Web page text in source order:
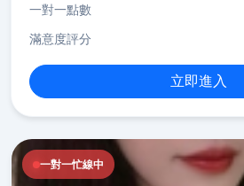
一對一點數
滿意度評分
立即進入
一對一忙線中